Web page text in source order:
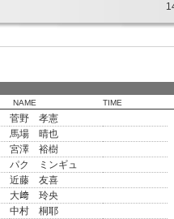
NAME TIME
菅野 孝憲
馬場 晴也
宮澤 裕樹
パク ミンギュ
近藤 友喜
大﨑 玲央
中村 桐耶